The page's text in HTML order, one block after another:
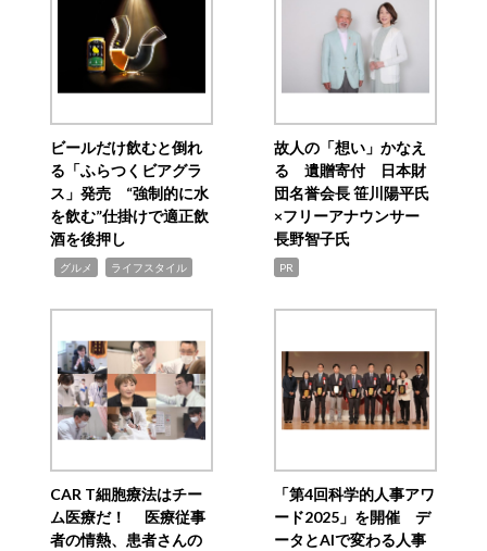
ビールだけ飲むと倒れ
る「ふらつくビアグラ
ス」発売 “強制的に水
を飲む”仕掛けで適正飲
酒を後押し
グルメ ライフスタイル
故人の「想い」かなえ
る 遺贈寄付 日本財
団名誉会長 笹川陽平氏
×フリーアナウンサー
長野智子氏
PR
CAR T細胞療法はチー
ム医療だ！ 医療従事
者の情熱、患者さんの
「第4回科学的人事アワ
ード2025」を開催 デ
ータとAIで変わる人事